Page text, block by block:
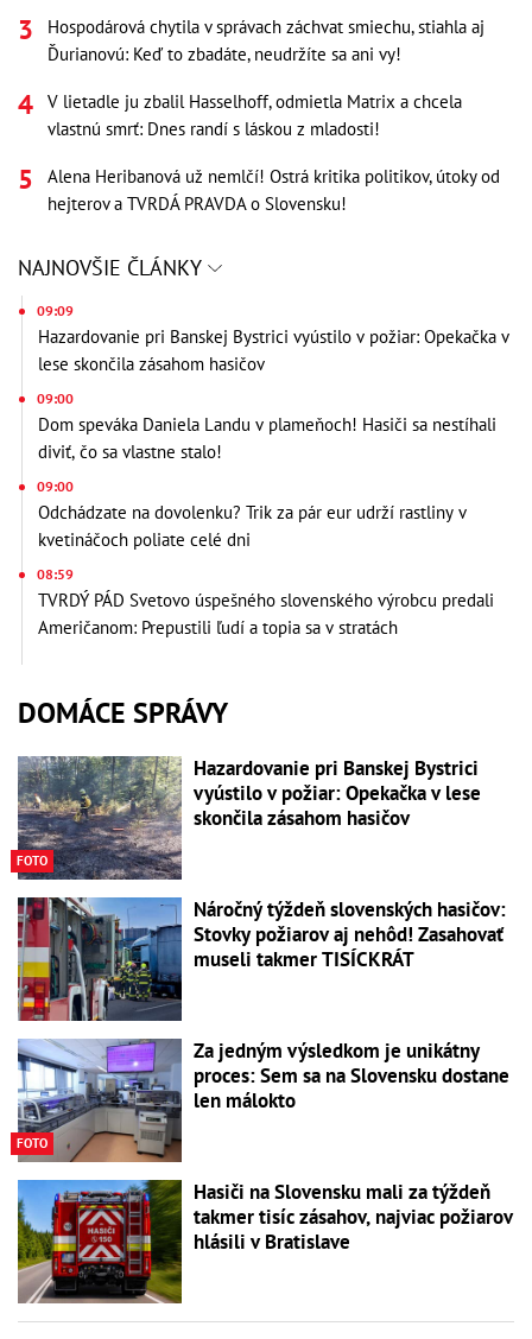
Hospodárová chytila v správach záchvat smiechu, stiahla aj
Ďurianovú: Keď to zbadáte, neudržíte sa ani vy!
V lietadle ju zbalil Hasselhoff, odmietla Matrix a chcela
vlastnú smrť: Dnes randí s láskou z mladosti!
Alena Heribanová už nemlčí! Ostrá kritika politikov, útoky od
hejterov a TVRDÁ PRAVDA o Slovensku!
NAJNOVŠIE ČLÁNKY
09:09
Hazardovanie pri Banskej Bystrici vyústilo v požiar: Opekačka v
lese skončila zásahom hasičov
09:00
Dom speváka Daniela Landu v plameňoch! Hasiči sa nestíhali
diviť, čo sa vlastne stalo!
09:00
Odchádzate na dovolenku? Trik za pár eur udrží rastliny v
kvetináčoch poliate celé dni
08:59
TVRDÝ PÁD Svetovo úspešného slovenského výrobcu predali
Američanom: Prepustili ľudí a topia sa v stratách
DOMÁCE SPRÁVY
FOTO
Hazardovanie pri Banskej Bystrici
vyústilo v požiar: Opekačka v lese
skončila zásahom hasičov
Náročný týždeň slovenských hasičov:
Stovky požiarov aj nehôd! Zasahovať
museli takmer TISÍCKRÁT
FOTO
Za jedným výsledkom je unikátny
proces: Sem sa na Slovensku dostane
len málokto
Hasiči na Slovensku mali za týždeň
takmer tisíc zásahov, najviac požiarov
hlásili v Bratislave